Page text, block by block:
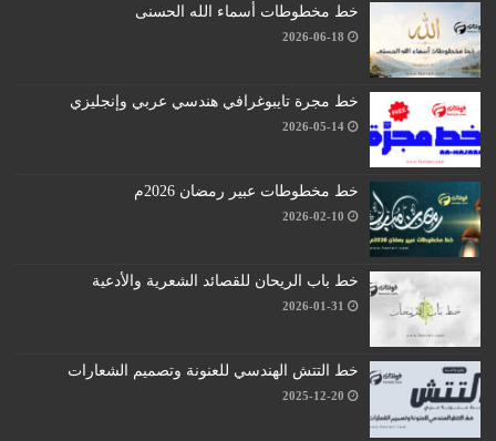
خط مخطوطات أسماء الله الحسنى
2026-06-18
خط مجرة تايبوغرافي هندسي عربي وإنجليزي
2026-05-14
خط مخطوطات عبير رمضان 2026م
2026-02-10
خط باب الريحان للقصائد الشعرية والأدعية
2026-01-31
خط التتش الهندسي للعنونة وتصميم الشعارات
2025-12-20